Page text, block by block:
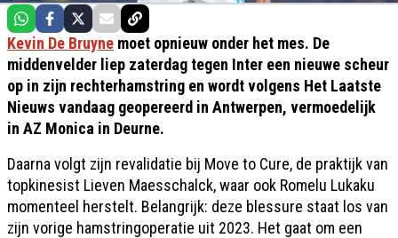
Kevin De Bruyne moet opnieuw onder het mes. De
middenvelder liep zaterdag tegen Inter een nieuwe scheur
op in zijn rechterhamstring en wordt volgens Het Laatste
Nieuws vandaag geopereerd in Antwerpen, vermoedelijk
in AZ Monica in Deurne.
Daarna volgt zijn revalidatie bij Move to Cure, de praktijk van
topkinesist Lieven Maesschalck, waar ook Romelu Lukaku
momenteel herstelt. Belangrijk: deze blessure staat los van
zijn vorige hamstringoperatie uit 2023. Het gaat om een